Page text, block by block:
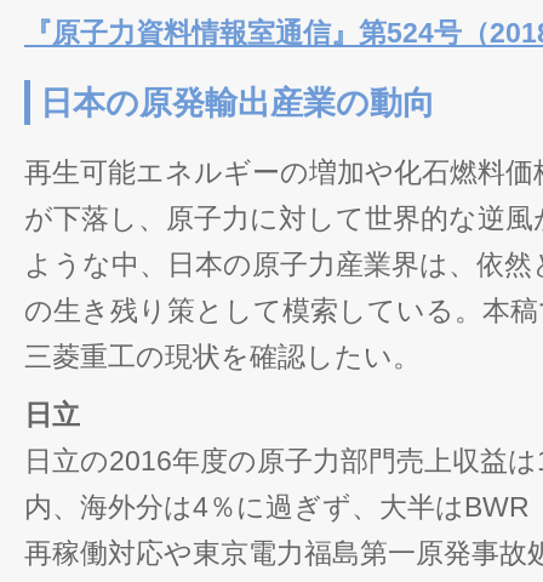
『原子力資料情報室通信』第524号（
日本の原発輸出産業の動向
再生可能エネルギーの増加や化石燃料
が下落し、原子力に対して世界的な逆
ような中、日本の原子力産業界は、依
の生き残り策として模索している。本
三菱重工の現状を確認したい。
日立
日立の2016年度の原子力部門売上収益
内、海外分は4％に過ぎず、大半はBWR
再稼働対応や東京電力福島第一原発事故